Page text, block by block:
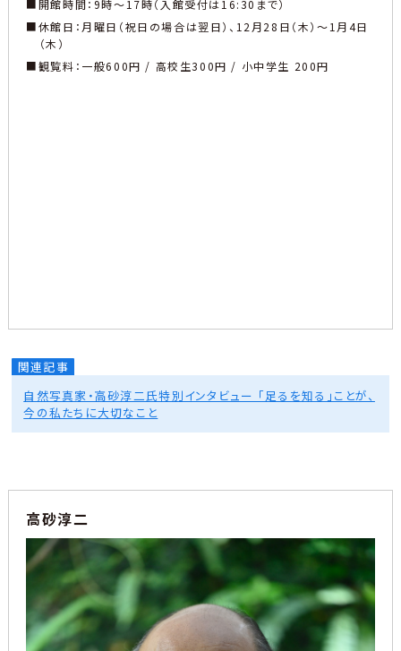
■開館時間：9時～17時（入館受付は16:30まで）
■休館日：月曜日（祝日の場合は翌日）、12月28日（木）〜1月4日
（木）
■観覧料：一般600円 / 高校生300円 / 小中学生 200円
自然写真家・高砂淳二氏特別インタビュー 「足るを知る」ことが、
今の私たちに大切なこと
高砂淳二